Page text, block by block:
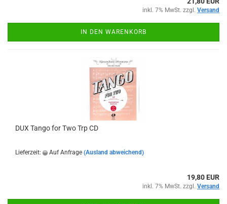
inkl. 7% MwSt. zzgl. Versand
IN DEN WARENKORB
DUX Tango for Two Trp CD
Lieferzeit: Auf Anfrage (Ausland abweichend)
19,80 EUR
inkl. 7% MwSt. zzgl. Versand